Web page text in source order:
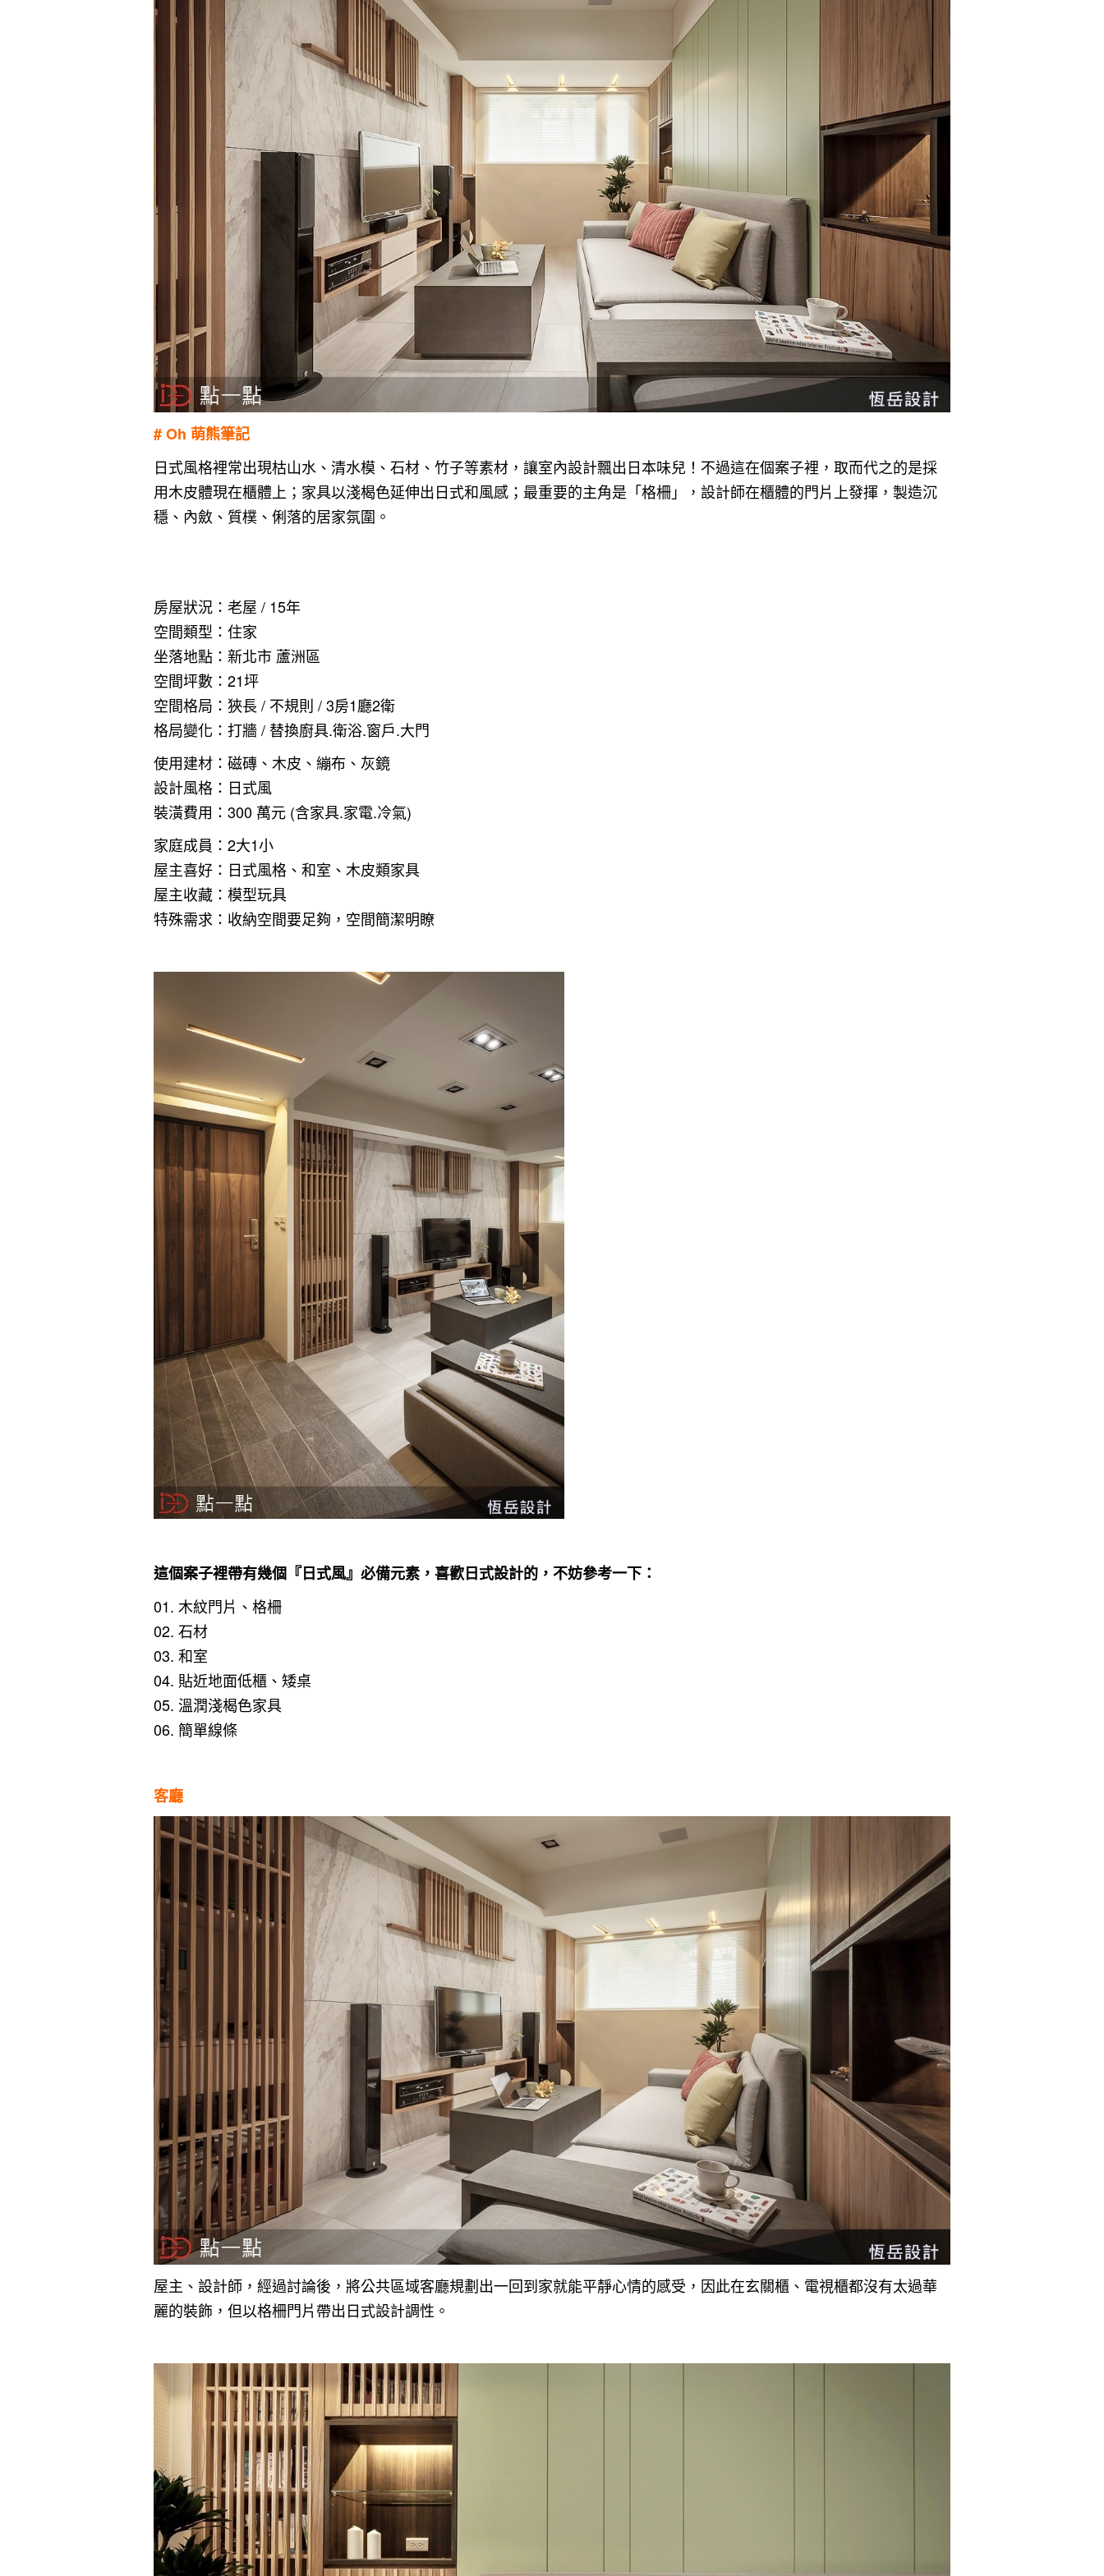
# Oh 萌熊筆記
日式風格裡常出現枯山水、清水模、石材、竹子等素材，讓室內設計飄出日本味兒！不過這在個案子裡，取而代之的是採
用木皮體現在櫃體上；家具以淺楬色延伸出日式和風感；最重要的主角是「格柵」，設計師在櫃體的門片上發揮，製造沉
穩、內斂、質樸、俐落的居家氛圍。
房屋狀況：老屋 / 15年
空間類型：住家
坐落地點：新北市 蘆洲區
空間坪數：21坪
空間格局：狹長 / 不規則 / 3房1廳2衛
格局變化：打牆 / 替換廚具.衛浴.窗戶.大門
使用建材：磁磚、木皮、繃布、灰鏡
設計風格：日式風
裝潢費用：300 萬元 (含家具.家電.冷氣)
家庭成員：2大1小
屋主喜好：日式風格、和室、木皮類家具
屋主收藏：模型玩具
特殊需求：收納空間要足夠，空間簡潔明瞭
這個案子裡帶有幾個『日式風』必備元素，喜歡日式設計的，不妨參考一下：
01. 木紋門片、格柵
02. 石材
03. 和室
04. 貼近地面低櫃、矮桌
05. 溫潤淺楬色家具
06. 簡單線條
客廳
屋主、設計師，經過討論後，將公共區域客廳規劃出一回到家就能平靜心情的感受，因此在玄關櫃、電視櫃都沒有太過華
麗的裝飾，但以格柵門片帶出日式設計調性。